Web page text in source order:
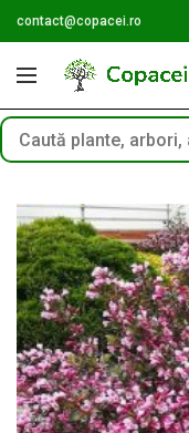
contact@copacei.ro